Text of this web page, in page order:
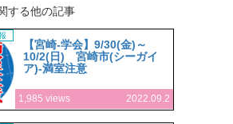
する他の記事
【宮崎-学会】9/30(金)～
10/2(日) 宮崎市(シーガイ
ア)-満室注意
1,985 views 2022.09.2